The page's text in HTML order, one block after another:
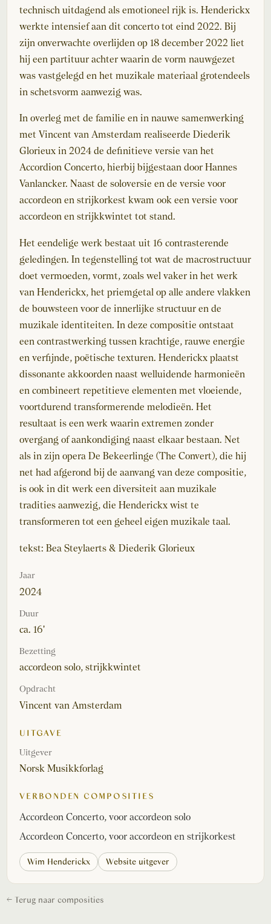
technisch uitdagend als emotioneel rijk is. Henderickx
werkte intensief aan dit concerto tot eind 2022. Bij
zijn onverwachte overlijden op 18 december 2022 liet
hij een partituur achter waarin de vorm nauwgezet
was vastgelegd en het muzikale materiaal grotendeels
in schetsvorm aanwezig was.
In overleg met de familie en in nauwe samenwerking
met Vincent van Amsterdam realiseerde Diederik
Glorieux in 2024 de definitieve versie van het
Accordion Concerto, hierbij bijgestaan door Hannes
Vanlancker. Naast de soloversie en de versie voor
accordeon en strijkorkest kwam ook een versie voor
accordeon en strijkkwintet tot stand.
Het eendelige werk bestaat uit 16 contrasterende
geledingen. In tegenstelling tot wat de macrostructuur
doet vermoeden, vormt, zoals wel vaker in het werk
van Henderickx, het priemgetal op alle andere vlakken
de bouwsteen voor de innerlijke structuur en de
muzikale identiteiten. In deze compositie ontstaat
een contrastwerking tussen krachtige, rauwe energie
en verfijnde, poëtische texturen. Henderickx plaatst
dissonante akkoorden naast welluidende harmonieën
en combineert repetitieve elementen met vloeiende,
voortdurend transformerende melodieën. Het
resultaat is een werk waarin extremen zonder
overgang of aankondiging naast elkaar bestaan. Net
als in zijn opera De Bekeerlinge (The Convert), die hij
net had afgerond bij de aanvang van deze compositie,
is ook in dit werk een diversiteit aan muzikale
tradities aanwezig, die Henderickx wist te
transformeren tot een geheel eigen muzikale taal.
tekst: Bea Steylaerts & Diederik Glorieux
Jaar
2024
Duur
ca. 16'
Bezetting
accordeon solo, strijkkwintet
Opdracht
Vincent van Amsterdam
UITGAVE
Uitgever
Norsk Musikkforlag
VERBONDEN COMPOSITIES
Accordeon Concerto, voor accordeon solo
Accordeon Concerto, voor accordeon en strijkorkest
Wim Henderickx Website uitgever
← Terug naar composities